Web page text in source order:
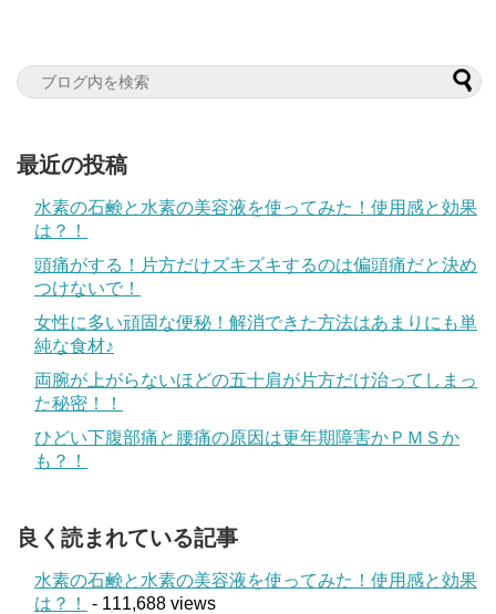
最近の投稿
水素の石鹸と水素の美容液を使ってみた！使用感と効果
は？！
頭痛がする！片方だけズキズキするのは偏頭痛だと決め
つけないで！
女性に多い頑固な便秘！解消できた方法はあまりにも単
純な食材♪
両腕が上がらないほどの五十肩が片方だけ治ってしまっ
た秘密！！
ひどい下腹部痛と腰痛の原因は更年期障害かＰＭＳか
も？！
良く読まれている記事
水素の石鹸と水素の美容液を使ってみた！使用感と効果
は？！
- 111,688 views